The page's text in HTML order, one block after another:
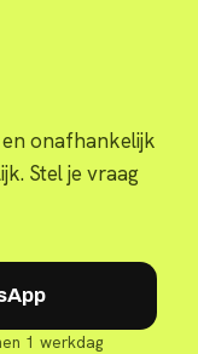
onafhankelijk
Stel je vraag
1 werkdag